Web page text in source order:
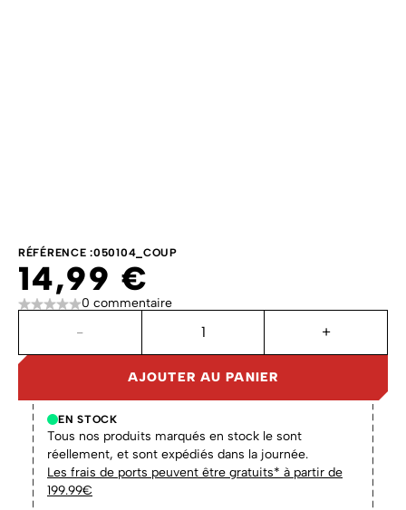
RÉFÉRENCE :050104_COUP
14,99 €
0 commentaire
- +
AJOUTER AU PANIER
EN STOCK
Tous nos produits marqués en stock le sont
réellement, et sont expédiés dans la journée.
Les frais de ports peuvent être gratuits* à partir de
199.99€